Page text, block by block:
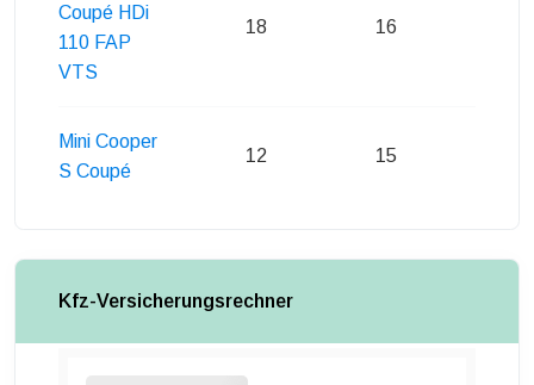
Coupé HDi
110 FAP
VTS
18 16
Mini Cooper
S Coupé
12 15
Kfz-Versicherungsrechner